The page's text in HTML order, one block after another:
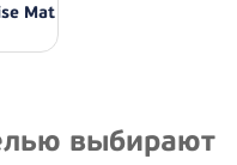
Mat
выбирают